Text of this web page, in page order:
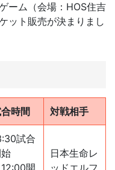
ーム（会場：HOS住吉
ット販売が決まりまし
時間 対戦相手
試合
12:00開
日本生命レ
ッドエルフ